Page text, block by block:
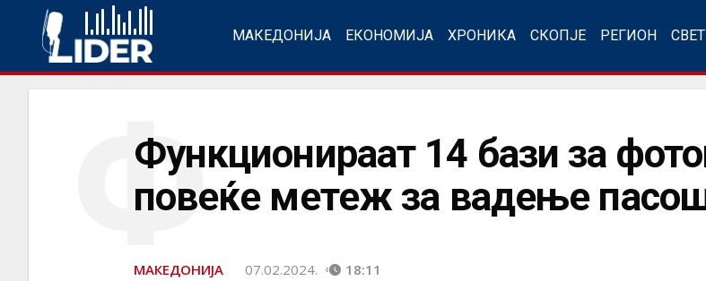
МАКЕДОНИЈА ЕКОНОМИЈА ХРОНИКА СКОПЈЕ РЕГИОН СВЕТ
Функционираат 14 бази за
повеќе метеж за вадење
Ф
МАКЕДОНИЈА 07.02.2024. 18:11